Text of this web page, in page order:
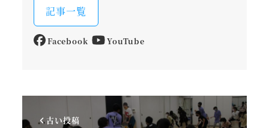
記事一覧
Facebook YouTube
古い投稿